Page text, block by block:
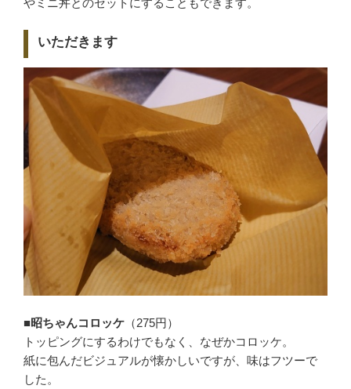
いただきます
■昭ちゃんコロッケ （275円）
トッピングにするわけでもなく、なぜかコロッケ。
紙に包んだビジュアルが懐かしいですが、味はフツーで
した。